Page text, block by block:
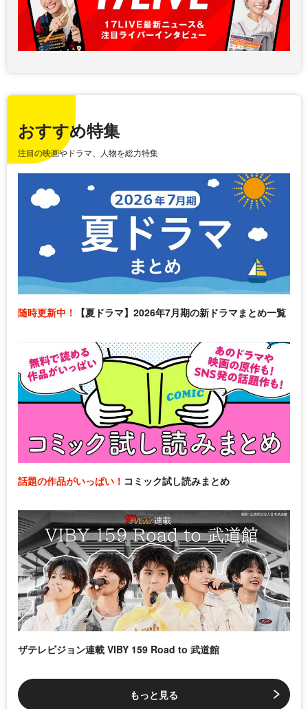
おすすめ特集
注目の映画やドラマ、人物を総力特集
随時更新中！ 【夏ドラマ】2026年7月期の新ドラマまとめ一覧
話題の作品がいっぱい！ コミック試し読みまとめ
ザテレビジョン連載 VIBY 159 Road to 武道館
もっと見る